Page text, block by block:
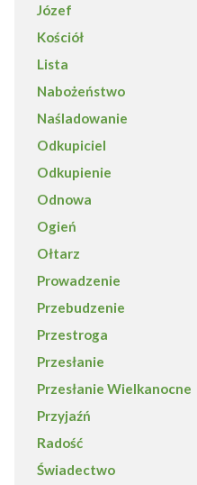
Józef
Kościół
Lista
Nabożeństwo
Naśladowanie
Odkupiciel
Odkupienie
Odnowa
Ogień
Ołtarz
Prowadzenie
Przebudzenie
Przestroga
Przesłanie
Przesłanie Wielkanocne
Przyjaźń
Radość
Świadectwo